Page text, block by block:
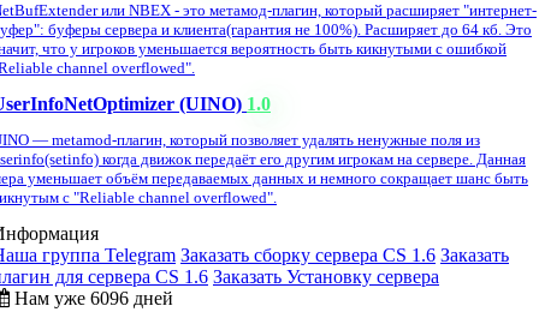
или NBEX - это метамод-плагин, который расширяет "интернет-
буферы сервера и клиента(гарантия не 100%). Расширяет до 64 кб. Это
что у игроков уменьшается вероятность быть кикнутыми с ошибкой
channel overflowed".
(UINO) 1.0
— metamod-плагин, который позволяет удалять ненужные поля из
когда движок передаёт его другим игрокам на сервере. Данная
уменьшает объём передаваемых данных и немного сокращает шанс быть
с "Reliable channel overflowed".
группа Telegram Заказать сборку сервера CS 1.6 Заказать
для сервера CS 1.6 Заказать Установку сервера
Нам уже 6096 дней